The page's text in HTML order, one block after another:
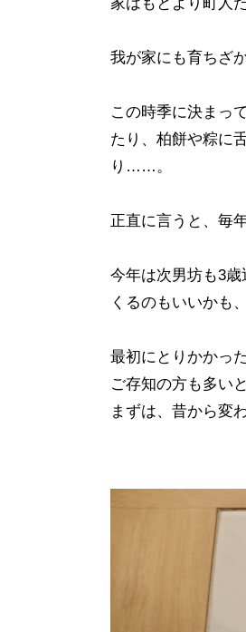
我が家にも育ちざ
この時季に決まっ
たり、柏餅や粽に
り……。
正直に言うと、毎
今年は次男坊も3
くるのもいいかも
最初にとりかかっ
ご存知の方も多い
まずは、昔から変